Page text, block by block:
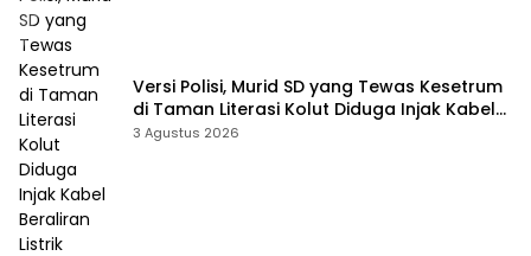
Versi Polisi, Murid SD yang Tewas Kesetrum
di Taman Literasi Kolut Diduga Injak Kabel
Beraliran Listrik
3 Agustus 2026